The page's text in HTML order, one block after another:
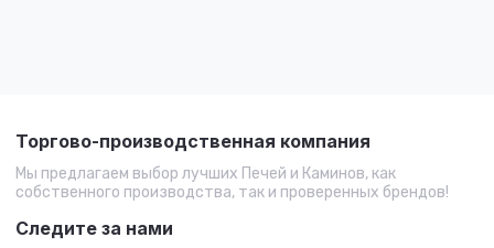
Торгово-производственная компания
Мы предлагаем выбор лучших Печей и Каминов, как
собственного производства, так и проверенных брендов!
Следите за нами